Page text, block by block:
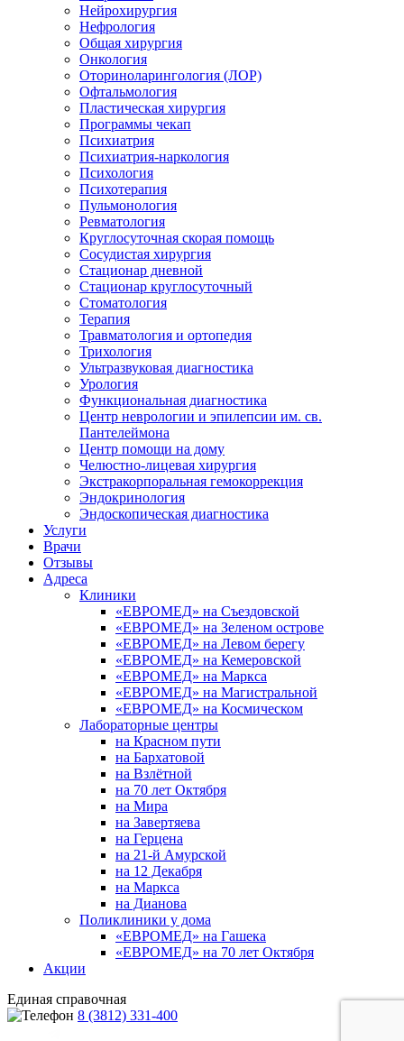
Нейрохирургия
Нефрология
Общая хирургия
Онкология
Оториноларингология (ЛОР)
Офтальмология
Пластическая хирургия
Программы чекап
Психиатрия
Психиатрия-наркология
Психология
Психотерапия
Пульмонология
Ревматология
Круглосуточная скорая помощь
Сосудистая хирургия
Стационар дневной
Стационар круглосуточный
Стоматология
Терапия
Травматология и ортопедия
Трихология
Ультразвуковая диагностика
Урология
Функциональная диагностика
Центр неврологии и эпилепсии им. св.
Пантелеймона
Центр помощи на дому
Челюстно-лицевая хирургия
Экстракорпоральная гемокоррекция
Эндокринология
Эндоскопическая диагностика
Услуги
Врачи
Отзывы
Адреса
Клиники
«ЕВРОМЕД» на Съездовской
«ЕВРОМЕД» на Зеленом острове
«ЕВРОМЕД» на Левом берегу
«ЕВРОМЕД» на Кемеровской
«ЕВРОМЕД» на Маркса
«ЕВРОМЕД» на Магистральной
«ЕВРОМЕД» на Космическом
Лабораторные центры
на Красном пути
на Бархатовой
на Взлётной
на 70 лет Октября
на Мира
на Завертяева
на Герцена
на 21-й Амурской
на 12 Декабря
на Маркса
на Дианова
Поликлиники у дома
«ЕВРОМЕД» на Гашека
«ЕВРОМЕД» на 70 лет Октября
Акции
Единая справочная
8 (3812) 331-400